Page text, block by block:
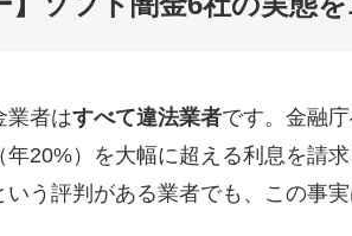
業者はすべて違法業者です。金融
20%）を大幅に超える利息を請
いう評判がある業者でも、この事実